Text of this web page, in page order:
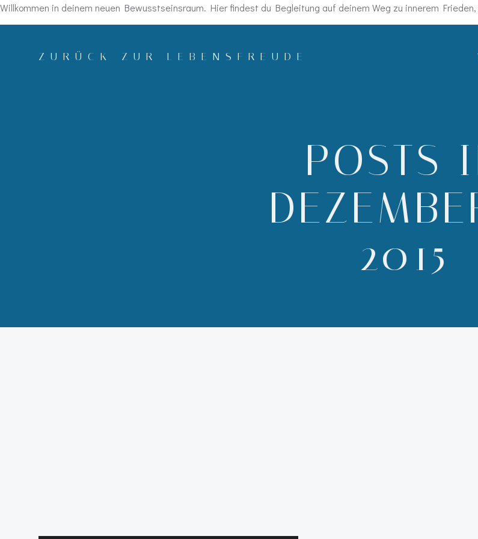
Willkommen in deinem neuen Bewusstseinsraum. Hier findest du Begleitung auf deinem Weg zu innerem
ZURÜCK ZUR LEBENSFREUDE
POSTS
2015